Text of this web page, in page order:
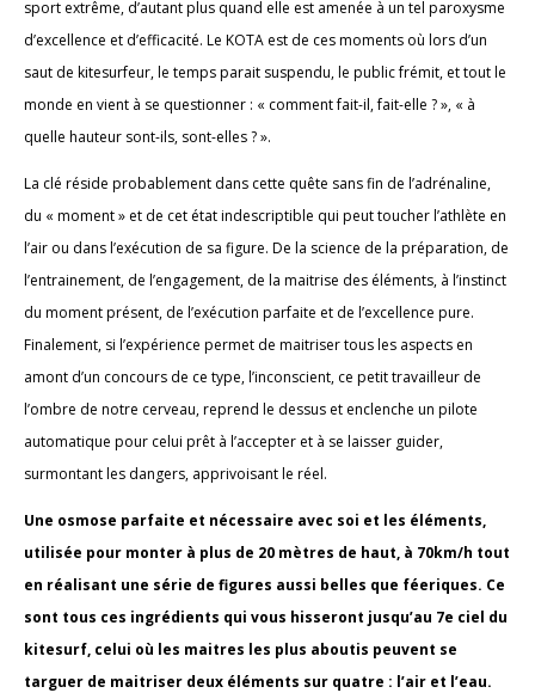
sport extrême, d’autant plus quand elle est amenée à un tel paroxysme
d’excellence et d’efficacité. Le KOTA est de ces moments où lors d’un
saut de kitesurfeur, le temps parait suspendu, le public frémit, et tout le
monde en vient à se questionner : « comment fait-il, fait-elle ? », « à
quelle hauteur sont-ils, sont-elles ? ».
La clé réside probablement dans cette quête sans fin de l’adrénaline,
du « moment » et de cet état indescriptible qui peut toucher l’athlète en
l’air ou dans l’exécution de sa figure. De la science de la préparation, de
l’entrainement, de l’engagement, de la maitrise des éléments, à l’instinct
du moment présent, de l’exécution parfaite et de l’excellence pure.
Finalement, si l’expérience permet de maitriser tous les aspects en
amont d’un concours de ce type, l’inconscient, ce petit travailleur de
l’ombre de notre cerveau, reprend le dessus et enclenche un pilote
automatique pour celui prêt à l’accepter et à se laisser guider,
surmontant les dangers, apprivoisant le réel.
Une osmose parfaite et nécessaire avec soi et les éléments,
utilisée pour monter à plus de 20 mètres de haut, à 70km/h tout
en réalisant une série de figures aussi belles que féeriques. Ce
sont tous ces ingrédients qui vous hisseront jusqu’au 7e ciel du
kitesurf, celui où les maitres les plus aboutis peuvent se
targuer de maitriser deux éléments sur quatre : l’air et l’eau.